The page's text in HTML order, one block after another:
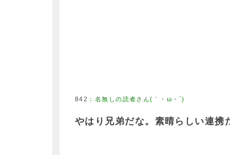
842 ： 名無しの読者さん(｀・ω・´)
やはり兄弟だな。素晴らしい連携